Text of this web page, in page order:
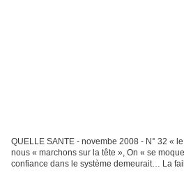
QUELLE SANTE - novembe 2008 - N° 32 «
nous « marchons sur la tête », On « se
confiance dans le système demeurait… La